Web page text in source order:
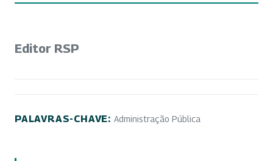
Editor RSP
PALAVRAS-CHAVE: Administração Pública